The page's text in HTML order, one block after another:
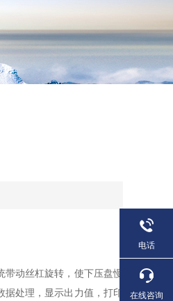
动丝杠旋转，使下压盘慢
处理，显示出力值，打印
电话
在线咨询